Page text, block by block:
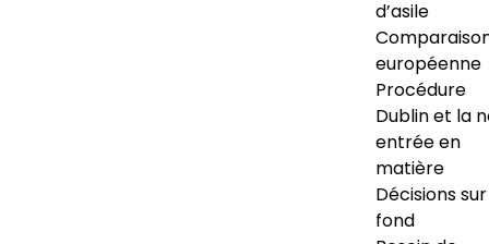
d’asile
européenne
Procédure
Dublin et la
entrée en
matière
Décisions
fond